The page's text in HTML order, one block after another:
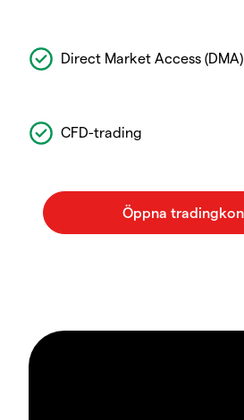
Direct Market Access (DMA)
CFD-trading